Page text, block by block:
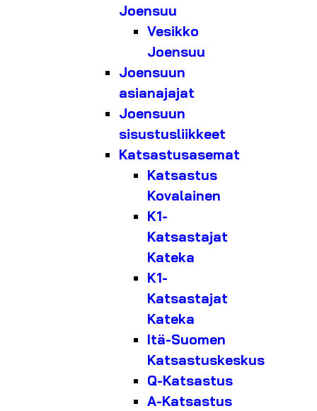
Joensuu
Vesikko
Joensuu
Joensuun
asianajajat
Joensuun
sisustusliikkeet
Katsastusasemat
Katsastus
Kovalainen
K1-
Katsastajat
Kateka
K1-
Katsastajat
Kateka
Itä-Suomen
Katsastuskeskus
Q-Katsastus
A-Katsastus